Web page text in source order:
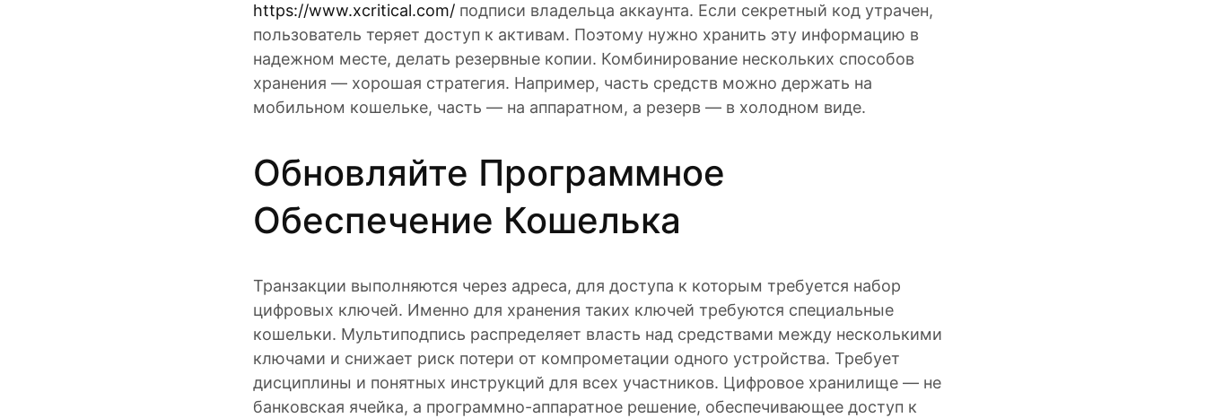
https://www.xcritical.com/ подписи владельца аккаунта. Если секретный код утрачен,
пользователь теряет доступ к активам. Поэтому нужно хранить эту информацию в
надежном месте, делать резервные копии. Комбинирование нескольких способов
хранения — хорошая стратегия. Например, часть средств можно держать на
мобильном кошельке, часть — на аппаратном, а резерв — в холодном виде.
Обновляйте Программное
Обеспечение Кошелька
Транзакции выполняются через адреса, для доступа к которым требуется набор
цифровых ключей. Именно для хранения таких ключей требуются специальные
кошельки. Мультиподпись распределяет власть над средствами между несколькими
ключами и снижает риск потери от компрометации одного устройства. Требует
дисциплины и понятных инструкций для всех участников. Цифровое хранилище — не
банковская ячейка, а программно-аппаратное решение, обеспечивающее доступ к